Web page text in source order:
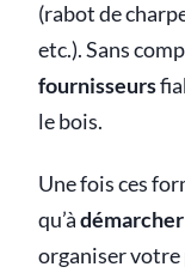
(rabot de
etc.). Sans
fournisseurs
le bois.
Une fois ces
qu’àdémarcher
organiser